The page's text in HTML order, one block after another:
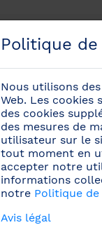
Tv Fricosmos
Politique
Nous utilisons
Web. Les
des cookies
des mesures de
utilisateur sur le
tout moment en
accepter notre
informations
notre Politique
Avis légal
Politique
Nous utilisons
Web. Les
des cookies
des mesures de
utilisateur sur le
tout moment en
accepter notre
informations
notre Politique
Avis légal